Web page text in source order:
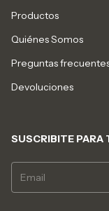
Productos
Quiénes Somos
Preguntas
Devoluciones
SUSCRIBITE PARA